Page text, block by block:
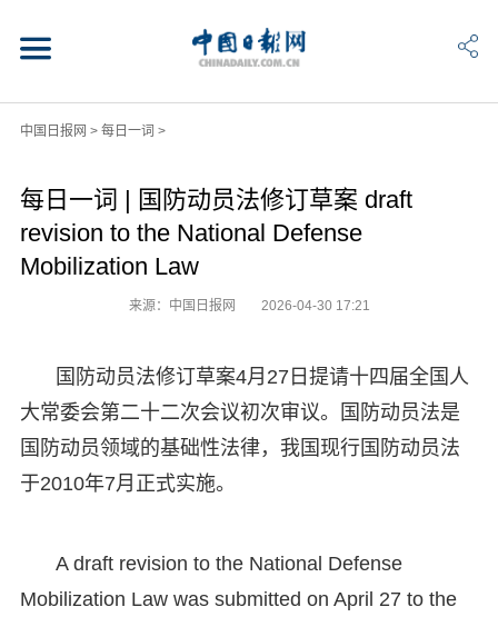
中国日报网 > 每日一词 >
每日一词 | 国防动员法修订草案 draft
revision to the National Defense
Mobilization Law
来源：中国日报网 2026-04-30 17:21
国防动员法修订草案4月27日提请十四届全国人
大常委会第二十二次会议初次审议。国防动员法是
国防动员领域的基础性法律，我国现行国防动员法
于2010年7月正式实施。
A draft revision to the National Defense
Mobilization Law was submitted on April 27 to the